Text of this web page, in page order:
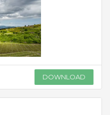
DOWNLOAD